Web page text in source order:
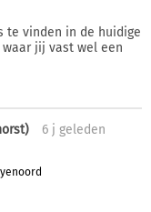
te vinden in de huidige
jij vast wel een
6 j geleden